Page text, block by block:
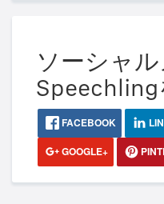
ソーシャ
FACEBOOK
GOOGLE+